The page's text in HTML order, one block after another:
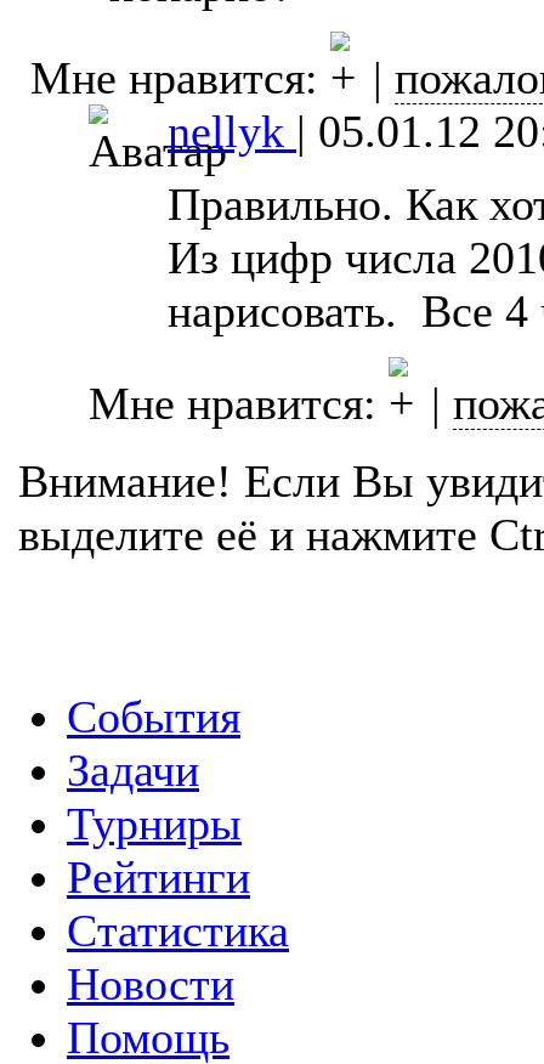
Мне нравится:
|
nellyk | 05.01.12
Правильно. Как
Из цифр числа
нарисовать. Все
Мне нравится:
|
Внимание! Если Вы
выделите её и нажмите
События
Задачи
Турниры
Рейтинги
Статистика
Новости
Помощь